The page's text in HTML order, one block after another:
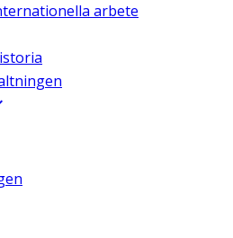
arbete